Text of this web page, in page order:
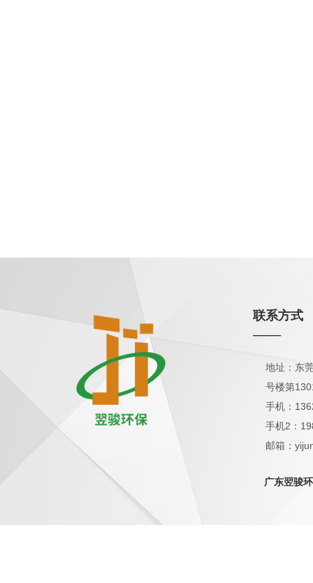
联系方式
——
地址：东
号楼第
手机：
手机2：
邮箱：
广东翌骏